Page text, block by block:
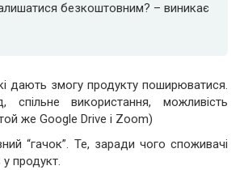
безкоштовним? – виникає
дають змогу продукту поширюватися.
спільне використання, можливість
же Google Drive і Zoom)
“гачок”. Те, заради чого споживачі
продукт.